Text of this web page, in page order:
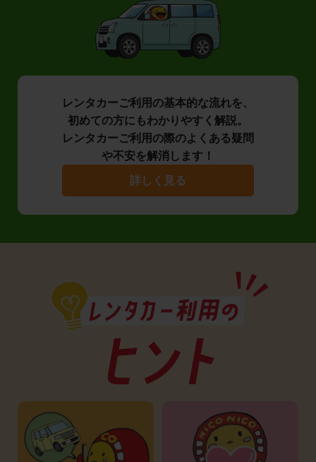
レンタカーご利用の基本的な流れを、
初めての方にもわかりやすく解説。
レンタカーご利用の際のよくある疑問
や不安を解消します！
詳しく見る